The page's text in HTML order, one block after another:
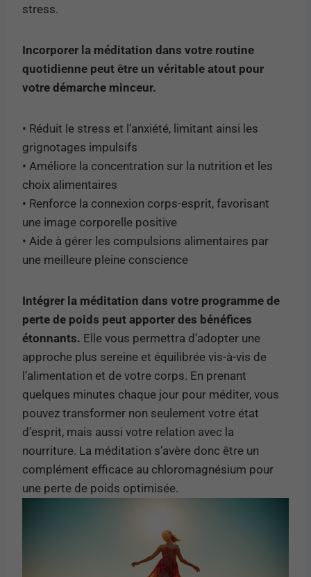
stress.
Incorporer la méditation dans votre routine
quotidienne peut être un véritable atout pour
votre démarche minceur.
• Réduit le stress et l’anxiété, limitant ainsi les
grignotages impulsifs
• Améliore la concentration sur la nutrition et les
choix alimentaires
• Renforce la connexion corps-esprit, favorisant
une image corporelle positive
• Aide à gérer les compulsions alimentaires par
une meilleure pleine conscience
Intégrer la méditation dans votre programme de
perte de poids peut apporter des bénéfices
étonnants. Elle vous permettra d’adopter une
approche plus sereine et équilibrée vis-à-vis de
l’alimentation et de votre corps. En prenant
quelques minutes chaque jour pour méditer, vous
pouvez transformer non seulement votre état
d’esprit, mais aussi votre relation avec la
nourriture. La méditation s’avère donc être un
complément efficace au chloromagnésium pour
une perte de poids optimisée.